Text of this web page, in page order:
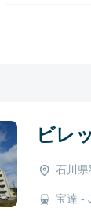
ビレ
石川
宝達 -